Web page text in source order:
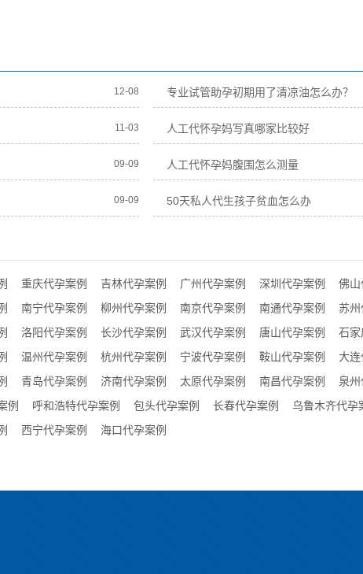
12-08 专业试管助孕初期用了清凉油怎么办？
11-03 人工代怀孕妈写真哪家比较好
09-09 人工代怀孕妈腹围怎么测量
09-09 50天私人代生孩子贫血怎么办
重庆代孕案例 吉林代孕案例 广州代孕案例 深圳代孕案例 佛山
南宁代孕案例 柳州代孕案例 南京代孕案例 南通代孕案例 苏州
洛阳代孕案例 长沙代孕案例 武汉代孕案例 唐山代孕案例 石家
温州代孕案例 杭州代孕案例 宁波代孕案例 鞍山代孕案例 大连
青岛代孕案例 济南代孕案例 太原代孕案例 南昌代孕案例 泉州
例 呼和浩特代孕案例 包头代孕案例 长春代孕案例 乌鲁木齐代孕
西宁代孕案例 海口代孕案例